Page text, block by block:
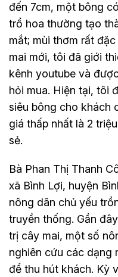
đến 7cm, một bông
trổ hoa thường tạo
mắt; mùi thơm rất
mai mới, tôi đã giới
kênh youtube và
hỏi mua. Hiện tại, tôi
siêu bông cho khách
giá thấp nhất là 2
sẻ.
Bà Phan Thị Thanh
xã Bình Lợi, huyện
nông dân chủ yếu
truyền thống. Gần
trị cây mai, một số
nghiên cứu các dạng
để thu hút khách. Kỳ